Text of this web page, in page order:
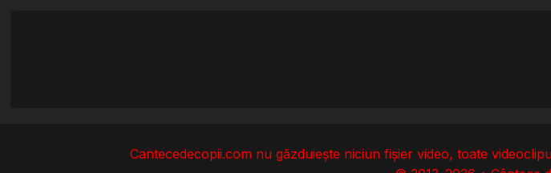
Cantecedecopii.com nu găzduieşte niciun fișier video, toate